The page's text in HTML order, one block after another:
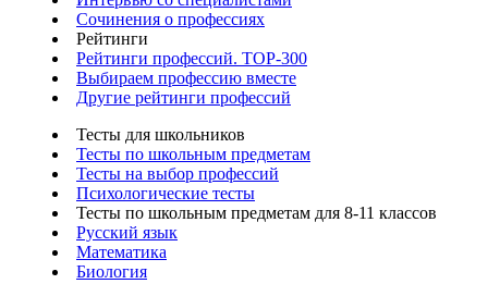
Сочинения о профессиях
Рейтинги
Рейтинги профессий. TOP-300
Выбираем профессию вместе
Другие рейтинги профессий
Тесты для школьников
Тесты по школьным предметам
Тесты на выбор профессий
Психологические тесты
Тесты по школьным предметам для 8-11 классов
Русский язык
Математика
Биология